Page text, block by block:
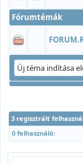
Fórumtémák
3 regisztrált
0 felhasználó: